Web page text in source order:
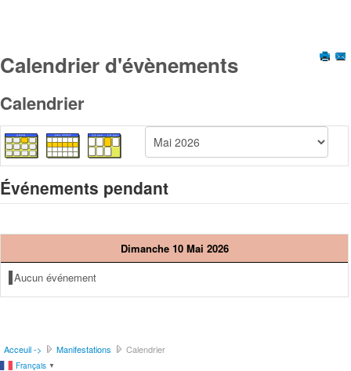
Calendrier d'évènements
Calendrier
Événements pendant
Dimanche 10 Mai 2026
Aucun événement
Acceuil -> Manifestations Calendrier
Français ▼